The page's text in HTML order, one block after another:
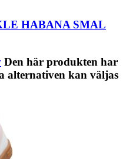
HABANA SMAL
Den här produkten har
alternativen kan väljas